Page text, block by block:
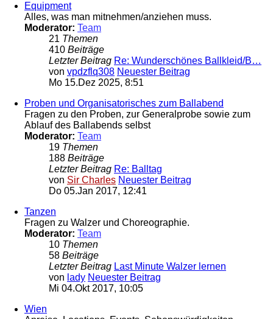
Equipment
Alles, was man mitnehmen/anziehen muss.
Moderator: Team
21 Themen
410 Beiträge
Letzter Beitrag Re: Wunderschönes Ballkleid/B…
von vpdzflq308 Neuester Beitrag
Mo 15.Dez 2025, 8:51
Proben und Organisatorisches zum Ballabend
Fragen zu den Proben, zur Generalprobe sowie zum
Ablauf des Ballabends selbst
Moderator: Team
19 Themen
188 Beiträge
Letzter Beitrag Re: Balltag
von Sir Charles Neuester Beitrag
Do 05.Jan 2017, 12:41
Tanzen
Fragen zu Walzer und Choreographie.
Moderator: Team
10 Themen
58 Beiträge
Letzter Beitrag Last Minute Walzer lernen
von lady Neuester Beitrag
Mi 04.Okt 2017, 10:05
Wien